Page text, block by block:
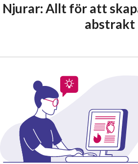
Njurar: Allt för att
abstrakt